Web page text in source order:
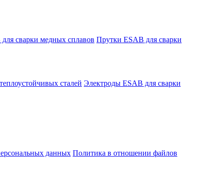
сварки медных сплавов Прутки ESAB для сварки
сталей Электроды ESAB для сварки
данных Политика в отношении файлов